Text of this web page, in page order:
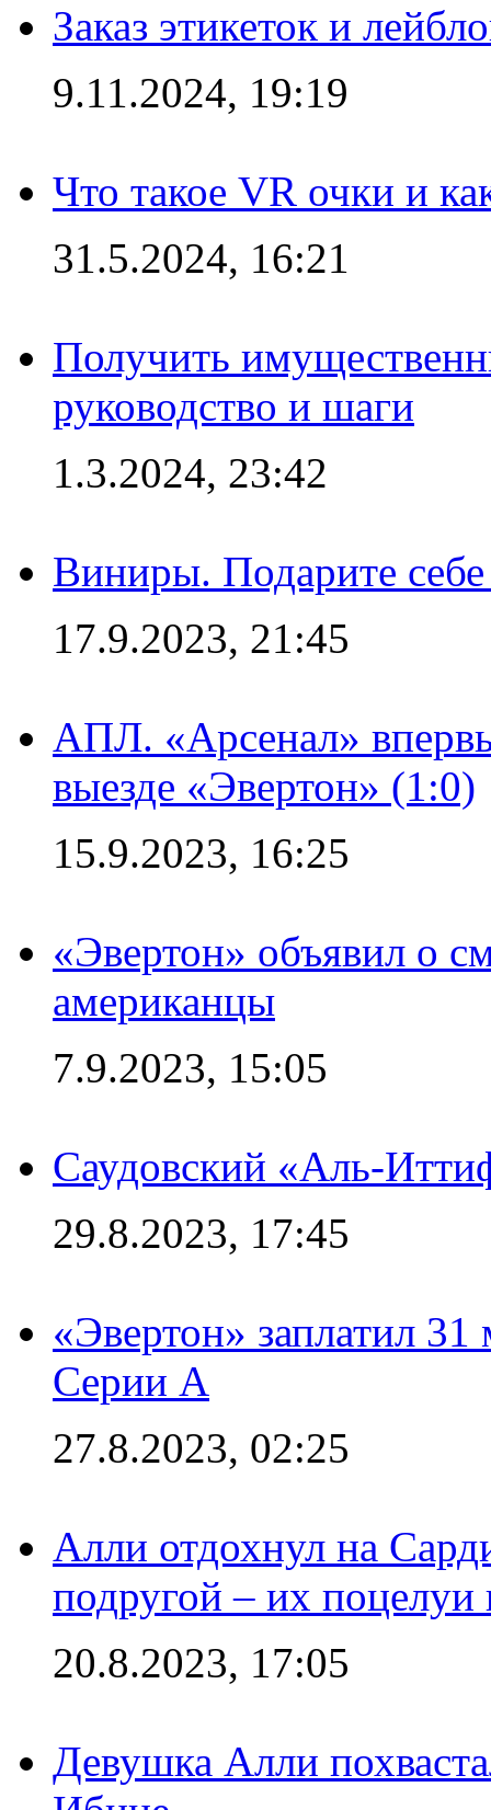
Заказ этикеток и
9.11.2024, 19:19
Что такое VR очки и
31.5.2024, 16:21
Получить
руководство и шаги
1.3.2024, 23:42
Виниры. Подарите
17.9.2023, 21:45
АПЛ. «Арсенал»
выезде «Эвертон» (1:0)
15.9.2023, 16:25
«Эвертон» объявил о
американцы
7.9.2023, 15:05
Саудовский «Аль-
29.8.2023, 17:45
«Эвертон» заплатил
Серии А
27.8.2023, 02:25
Алли отдохнул на
подругой – их поцелуи
20.8.2023, 17:05
Девушка Алли